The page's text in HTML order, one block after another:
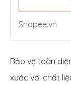
Shopee.vn
Bảo vệ toàn
xước với chất